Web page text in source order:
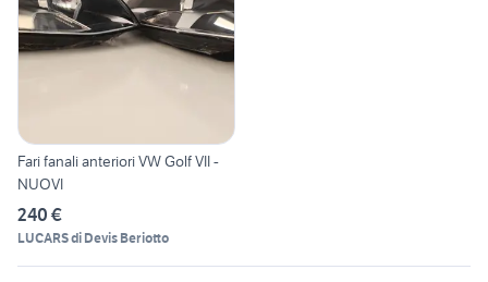
Fari fanali anteriori VW Golf VII -
NUOVI
240 €
LUCARS di Devis Beriotto